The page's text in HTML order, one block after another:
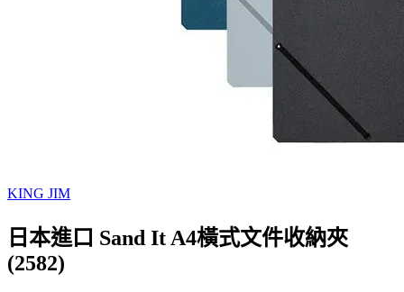
KING JIM
日本進口 Sand It A4橫式文件收納夾
(2582)